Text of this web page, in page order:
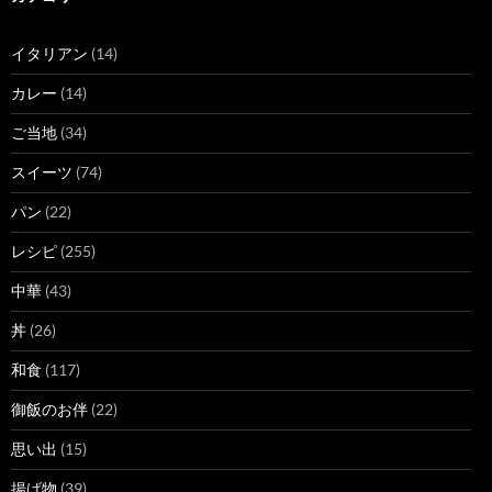
イタリアン (14)
カレー (14)
ご当地 (34)
スイーツ (74)
パン (22)
レシピ (255)
中華 (43)
丼 (26)
和食 (117)
御飯のお伴 (22)
思い出 (15)
揚げ物 (39)